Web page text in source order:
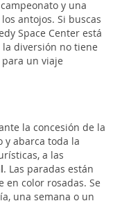
y una
antojos. Si buscas
Space Center está
diversión no tiene
un viaje
la concesión de la
y abarca toda la
a las
. Las paradas están
color rosadas. Se
una semana o un